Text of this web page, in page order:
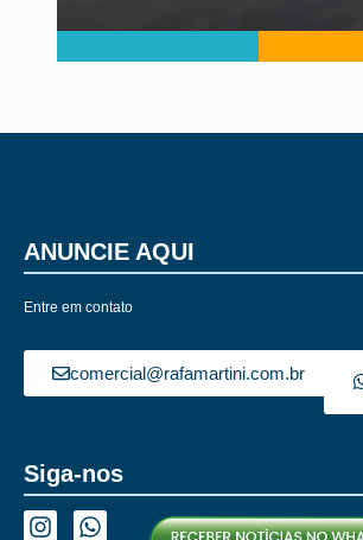
ANUNCIE AQUI
Entre em contato
comercial@rafamartini.com.br
Siga-nos